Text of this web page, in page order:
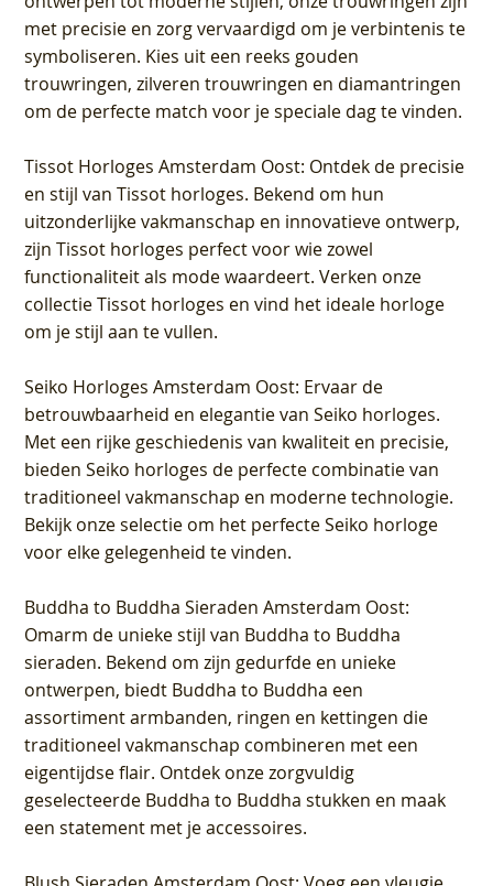
met precisie en zorg vervaardigd om je verbintenis te
symboliseren. Kies uit een reeks gouden
trouwringen, zilveren trouwringen en diamantringen
om de perfecte match voor je speciale dag te vinden.
Tissot Horloges Amsterdam Oost: Ontdek de precisie
en stijl van Tissot horloges. Bekend om hun
uitzonderlijke vakmanschap en innovatieve ontwerp,
zijn Tissot horloges perfect voor wie zowel
functionaliteit als mode waardeert. Verken onze
collectie Tissot horloges en vind het ideale horloge
om je stijl aan te vullen.
Seiko Horloges Amsterdam Oost: Ervaar de
betrouwbaarheid en elegantie van Seiko horloges.
Met een rijke geschiedenis van kwaliteit en precisie,
bieden Seiko horloges de perfecte combinatie van
traditioneel vakmanschap en moderne technologie.
Bekijk onze selectie om het perfecte Seiko horloge
voor elke gelegenheid te vinden.
Buddha to Buddha Sieraden Amsterdam Oost:
Omarm de unieke stijl van Buddha to Buddha
sieraden. Bekend om zijn gedurfde en unieke
ontwerpen, biedt Buddha to Buddha een
assortiment armbanden, ringen en kettingen die
traditioneel vakmanschap combineren met een
eigentijdse flair. Ontdek onze zorgvuldig
geselecteerde Buddha to Buddha stukken en maak
een statement met je accessoires.